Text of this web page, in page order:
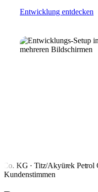
Entwicklung entdecken
KG · Titz/Akyürek Petrol
Kundenstimmen